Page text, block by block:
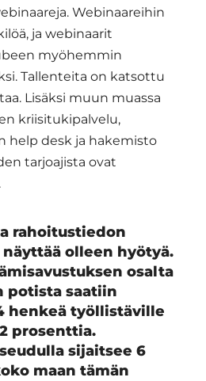
Webinaareihin
ja webinaarit
myöhemmin
Tallenteita on katsottu
Lisäksi muun muassa
kriisitukipalvelu,
help desk ja hakemisto
tarjoajista ovat
rahoitustiedon
olleen hyötyä.
osalta
potista saatiin
henkeä työllistäville
prosenttia.
sijaitsee 6
maan tämän